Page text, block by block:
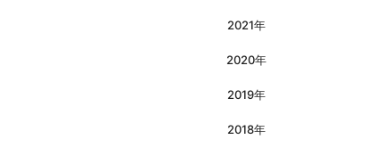
2021年
2020年
2019年
2018年